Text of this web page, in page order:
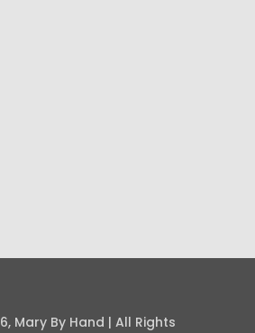
Mary By Hand | All Rights